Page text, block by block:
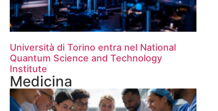
Università di Torino entra nel National
Quantum Science and Technology
Institute
Medicina